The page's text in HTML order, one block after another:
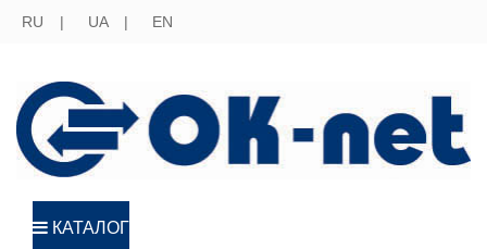
RU UA EN
КАТАЛОГ